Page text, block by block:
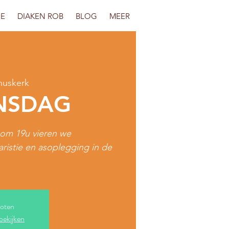
DIAKEN ROB BLOG MEER
19u vieren we
en asoplegging in de